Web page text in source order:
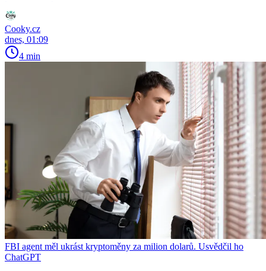
Cooky.cz
dnes, 01:09
4 min
FBI agent měl ukrást kryptoměny za milion dolarů. Usvědčil ho
ChatGPT